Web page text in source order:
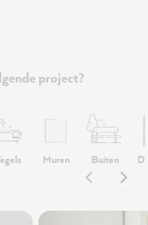
project?
Muren Buiten